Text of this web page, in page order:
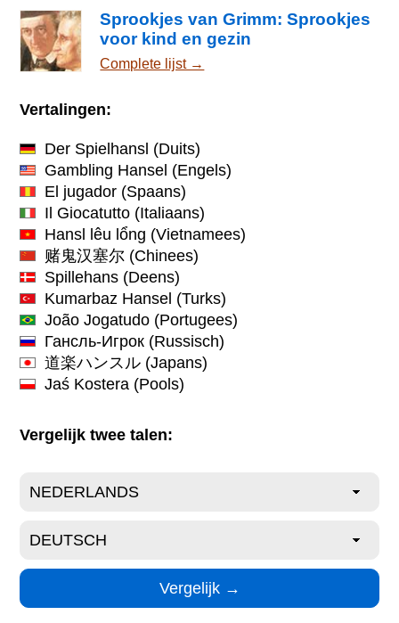
Sprookjes van Grimm: Sprookjes
voor kind en gezin
Complete lijst →
Vertalingen:
Der Spielhansl (Duits)
Gambling Hansel (Engels)
El jugador (Spaans)
Il Giocatutto (Italiaans)
Hansl lêu lổng (Vietnamees)
赌鬼汉塞尔 (Chinees)
Spillehans (Deens)
Kumarbaz Hansel (Turks)
João Jogatudo (Portugees)
Гансль-Игрок (Russisch)
道楽ハンスル (Japans)
Jaś Kostera (Pools)
Vergelijk twee talen: